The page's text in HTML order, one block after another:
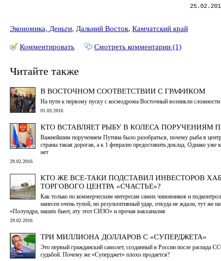
Экономика, Деньги, Дальний Восток, Камчатский край
Комментировать Смотреть комментарии (1)
Читайте также
В ВОСТОЧНОМ СООТВЕТСТВИИ С ГРАФИКОМ
На пути к первому пуску с космодрома Восточный возникли сложности
01.03.2016
КТО ВСТАВЛЯЕТ РЫБУ В КОЛЕСА ПОРУЧЕНИЯМ
Важнейшим поручением Путина было разобраться, почему рыба в
страны такая дорогая, а к 1 февралю предоставить доклад. Однако уже
нет
29.02.2016
КТО ЖЕ ВСЕ-ТАКИ ПОДСТАВИЛ ИНВЕСТОРОВ
ТОРГОВОГО ЦЕНТРА «СЧАСТЬЕ»?
Как только по коммерческим интересам самих чиновников и
нанесен очень тупой, но результативный удар, откуда не ждали, тут же
«Полундра, наших бьют, ату этот СИЗО» и прочая вакханалия
29.02.2016
ТРИ МИЛЛИОНА ДОЛЛАРОВ С «СУПЕРДЖЕТА»
Это первый гражданский самолет, созданный в России после распада
судьбой. Почему же «Суперджет» плохо продается?